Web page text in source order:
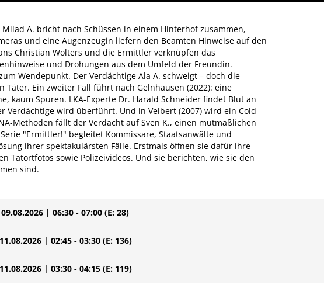
Milad A. bricht nach Schüssen in einem Hinterhof zusammen,
und eine Augenzeugin liefern den Beamten Hinweise auf den
Christian Wolters und die Ermittler verknüpfen das
und Drohungen aus dem Umfeld der Freundin.
Wendepunkt. Der Verdächtige Ala A. schweigt – doch die
Ein zweiter Fall führt nach Gelnhausen (2022): eine
kaum Spuren. LKA-Experte Dr. Harald Schneider findet Blut an
Verdächtige wird überführt. Und in Velbert (2007) wird ein Cold
Methoden fällt der Verdacht auf Sven K., einen mutmaßlichen
"Ermittler!" begleitet Kommissare, Staatsanwälte und
ihrer spektakulärsten Fälle. Erstmals öffnen sie dafür ihre
Tatortfotos sowie Polizeivideos. Und sie berichten, wie sie den
sind.
| 06:30 - 07:00 (E: 28)
| 02:45 - 03:30 (E: 136)
| 03:30 - 04:15 (E: 119)